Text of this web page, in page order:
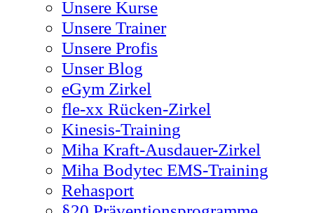
Unsere Kurse
Unsere Trainer
Unsere Profis
Unser Blog
eGym Zirkel
fle-xx Rücken-Zirkel
Kinesis-Training
Miha Kraft-Ausdauer-Zirkel
Miha Bodytec EMS-Training
Rehasport